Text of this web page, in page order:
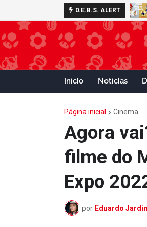
D.E.B.S. ALERT
Início Notícias
Página inicial Cinema
Agora
filme do
Expo
por Eduardo